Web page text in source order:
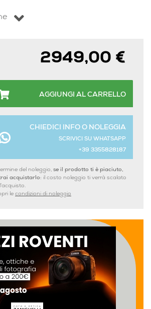
2949,00 €
AGGIUNGI AL CARRELLO
CHIEDICI INFO O NOLEGGIA
SCRIVICI SU WHATSAPP
+39 3355828187
del noleggio, se il prodotto ti è piaciuto,
acquistarlo: il costo noleggio ti verrà scalato
le condizioni di noleggio